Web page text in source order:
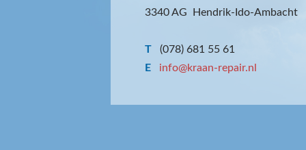
3340 AG Hendrik-Ido-Ambacht
T
(078) 681 55 61
E
info@kraan-repair.nl